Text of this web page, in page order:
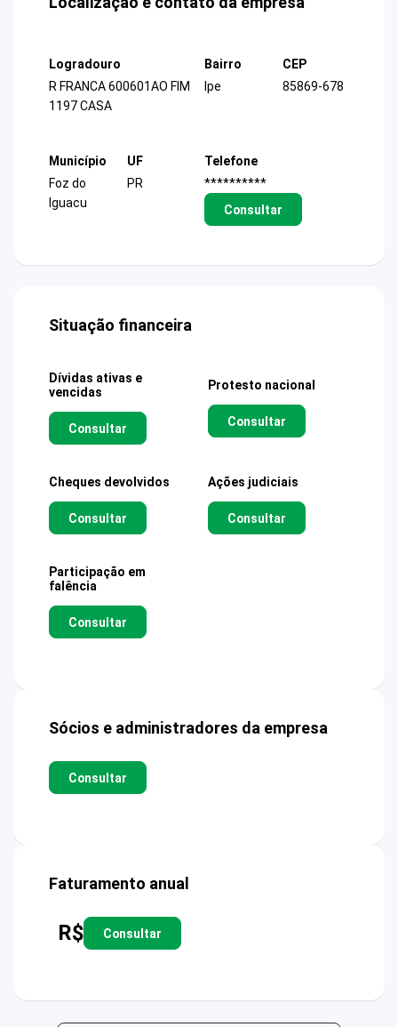
Logradouro
R FRANCA 600601AO FIM
1197 CASA
Bairro
Ipe
CEP
85869-678
Município
Foz do
Iguacu
UF
PR
Telefone
**********
Consultar
Situação financeira
Dívidas ativas e
vencidas
Consultar
Protesto nacional
Consultar
Cheques devolvidos
Consultar
Ações judiciais
Consultar
Participação em
falência
Consultar
Sócios e administradores da empresa
Consultar
Faturamento anual
R$ Consultar